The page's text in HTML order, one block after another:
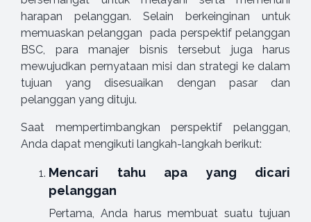
harapan pelanggan. Selain berkeinginan untuk
memuaskan pelanggan pada perspektif pelanggan
BSC, para manajer bisnis tersebut juga harus
mewujudkan pernyataan misi dan strategi ke dalam
tujuan yang disesuaikan dengan pasar dan
pelanggan yang dituju.
Saat mempertimbangkan perspektif pelanggan,
Anda dapat mengikuti langkah-langkah berikut:
Mencari tahu apa yang dicari
pelanggan
Pertama, Anda harus membuat suatu tujuan